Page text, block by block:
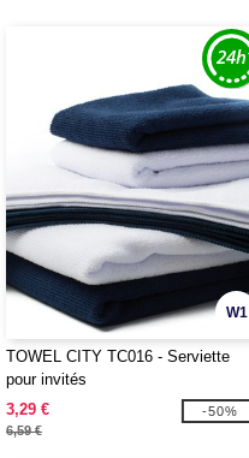
W1
TOWEL CITY TC016 - Serviette
pour invités
3,29 €
6,59 €
-50%